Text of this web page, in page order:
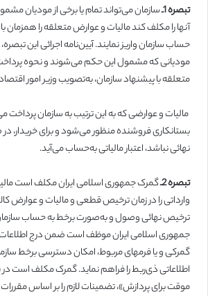
تبصره1ـسازمان می‌تواند تمام یا برخی از مودیان
آنها را مکلف کند مالیات و عوارض متعلقه را
حساب سازمان واریز نمایند. آیین‌نامه اجرائی این
مودیانی که مشمول این حکم می‌شوند و نحوه
متعلقه با پیشنهاد سازمان، به‌تصویب وزیر امور
مالیات و عوارضی که به این ترتیب به سازمان
بستانکاری فروشنده منظور می‌شود و برای خریدار،
نهائی نباشد، اعتبار مالیاتی به‌حساب می‌آید.
تبصره2ـگمرک جمهوری اسلامی ایران مکلف است
وارداتی را در زمان ترخیص قطعی و مالیات و عوارض
ترخیص نهائی وصول و به‌صورت برخط به حساب
جمهوری اسلامی ایران موظف است ضمن درج اطلاعات
‏گمرکی و یا فرمهای مربوط، امکان دسترسی برخط
اطلاعاتی ذی‌ربط را ‏فراهم نماید.‏ گمرک مکلف است